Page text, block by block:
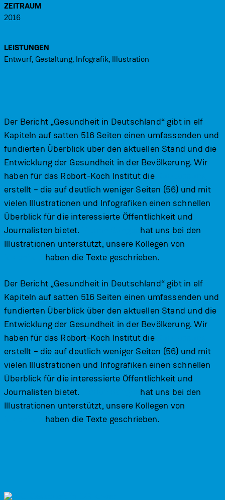
ZEITRAUM
2016
LEISTUNGEN
Entwurf, Gestaltung, Infografik, Illustration
Der Bericht „Gesundheit in Deutschland“ gibt in elf
Kapiteln auf satten 516 Seiten einen umfassenden und
fundierten Überblick über den aktuellen Stand und die
Entwicklung der Gesundheit in der Bevölkerung. Wir
haben für das Robort-Koch Institut die
erstellt – die auf deutlich weniger Seiten (56) und mit
vielen Illustrationen und Infografiken einen schnellen
Überblick für die interessierte Öffentlichkeit und
Journalisten bietet.
hat uns bei den
Illustrationen unterstützt, unsere Kollegen von
haben die Texte geschrieben.
Der Bericht „Gesundheit in Deutschland“ gibt in elf
Kapiteln auf satten 516 Seiten einen umfassenden und
fundierten Überblick über den aktuellen Stand und die
Entwicklung der Gesundheit in der Bevölkerung. Wir
haben für das Robort-Koch Institut die
erstellt – die auf deutlich weniger Seiten (56) und mit
vielen Illustrationen und Infografiken einen schnellen
Überblick für die interessierte Öffentlichkeit und
Journalisten bietet.
hat uns bei den
Illustrationen unterstützt, unsere Kollegen von
haben die Texte geschrieben.